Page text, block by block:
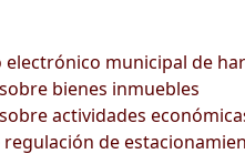
municipal de
bienes inmuebles
actividades
de